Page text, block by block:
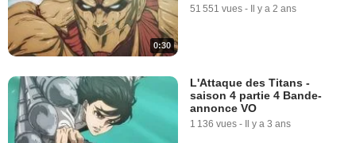
0:30
51 551 vues - Il y a 2 ans
L'Attaque des Titans -
saison 4 partie 4 Bande-
annonce VO
1 136 vues - Il y a 3 ans